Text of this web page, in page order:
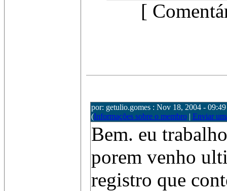
[
por: getulio.gomes : Nov 18, 2004 - 09:49
(Informações sobre o membro| Enviar
Bem. eu
porem venho
registro que